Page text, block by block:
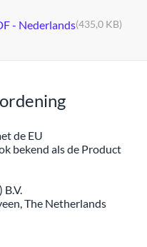
- Nederlands(435,0 KB)
de EU
bekend als de Product
The Netherlands